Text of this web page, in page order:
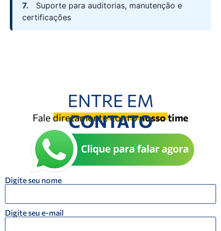
7.
Suporte para auditorias, manutenção e
certificações
ENTRE EM
CONTATO
Fale diretamente com onosso time
Digite seu nome
Digite seu e-mail